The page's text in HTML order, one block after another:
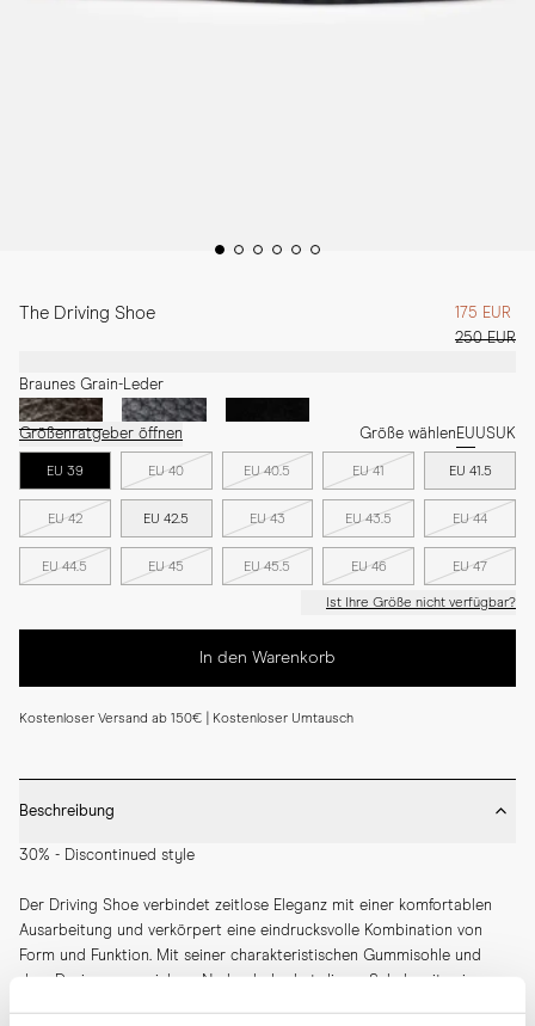
The Driving Shoe
175 EUR
250 EUR
Braunes Grain-Leder
Größenratgeber öffnen Größe wählenEUUSUK
EU 39 EU 40 EU 40.5 EU 41 EU 41.5
EU 42 EU 42.5 EU 43 EU 43.5 EU 44
EU 44.5 EU 45 EU 45.5 EU 46 EU 47
Ist Ihre Größe nicht verfügbar?
In den Warenkorb
Kostenloser Versand ab 150€ | Kostenloser Umtausch
Beschreibung
30% - Discontinued style
Der Driving Shoe verbindet zeitlose Eleganz mit einer komfortablen
Ausarbeitung und verkörpert eine eindrucksvolle Kombination von
Form und Funktion. Mit seiner charakteristischen Gummisohle und
dem Design aus weichem Narbenleder hat dieser Schuh seit seiner